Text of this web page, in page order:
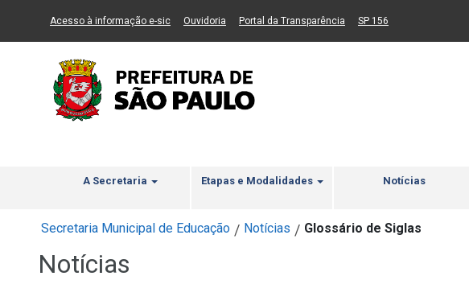
Ir ao Conteúdo Ir para menu principal 2 Ir para busca Ir para rodapé
Acesso à informação e-sic(Link para um novo sítio)
Ouvidoria (Link para um novo sítio)
Portal da Transparência (Link para um novo sítio)
SP 156
A Secretaria Etapas e Modalidades Notícias
Secretaria Municipal de Educação / Notícias / Glossário de Siglas
Notícias